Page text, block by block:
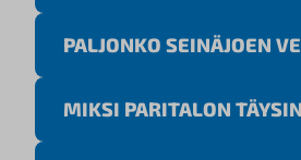
PALJONKO SEINÄJOEN
MIKSI PARITALON